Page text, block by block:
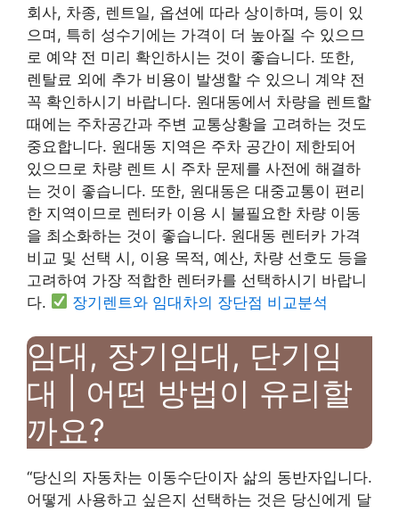
회사, 차종, 렌트일, 옵션에 따라 상이하며, 등이 있
으며, 특히 성수기에는 가격이 더 높아질 수 있으므
로 예약 전 미리 확인하시는 것이 좋습니다. 또한,
렌탈료 외에 추가 비용이 발생할 수 있으니 계약 전
꼭 확인하시기 바랍니다. 원대동에서 차량을 렌트할
때에는 주차공간과 주변 교통상황을 고려하는 것도
중요합니다. 원대동 지역은 주차 공간이 제한되어
있으므로 차량 렌트 시 주차 문제를 사전에 해결하
는 것이 좋습니다. 또한, 원대동은 대중교통이 편리
한 지역이므로 렌터카 이용 시 불필요한 차량 이동
을 최소화하는 것이 좋습니다. 원대동 렌터카 가격
비교 및 ​​선택 시, 이용 목적, 예산, 차량 선호도 등을
고려하여 가장 적합한 렌터카를 선택하시기 바랍니
다.
장기렌트와 임대차의 장단점 비교분석
임대, 장기임대, 단기임
대 | 어떤 방법이 유리할
까요?
“당신의 자동차는 이동수단이자 삶의 동반자입니다.
어떻게 사용하고 싶은지 선택하는 것은 당신에게 달